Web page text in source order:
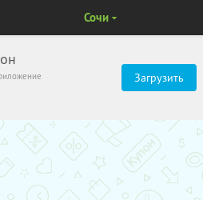
Загрузить
Сочи